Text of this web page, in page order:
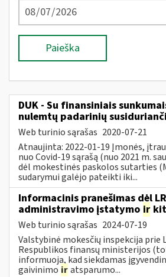
Paieška
DUK - Su finansiniais
nulemtų padarinių
Web turinio sąrašas 2020-07-21
Atnaujinta: 2022-01-19 Įmonės,
nuo Covid-19 sąrašą (nuo 2021 m.
dėl mokestinės paskolos sutarties
sudarymui galėjo pateikti iki...
Informacinis pranešimas dėl LR
administravimo įstatymo ir
Web turinio sąrašas 2024-07-19
Valstybinė mokesčių inspekcija prie
Respublikos finansų ministerijos
informuoja, kad siekdamas
gaivinimo iratsparumo...